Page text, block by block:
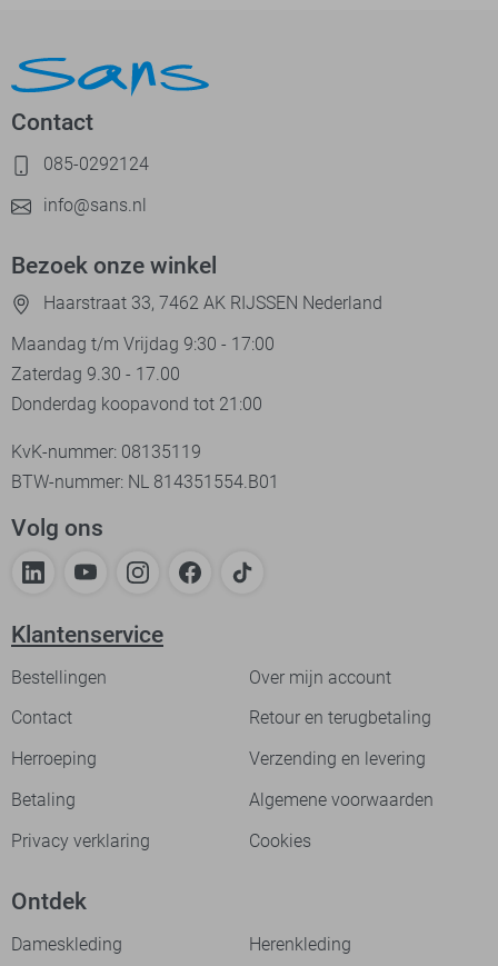
Contact
085-0292124
info@sans.nl
Bezoek onze winkel
Haarstraat 33, 7462 AK RIJSSEN Nederland
Maandag t/m Vrijdag 9:30 - 17:00
Zaterdag 9.30 - 17.00
Donderdag koopavond tot 21:00
KvK-nummer: 08135119
BTW-nummer: NL 814351554.B01
Volg ons
Klantenservice
Bestellingen
Over mijn account
Contact
Retour en terugbetaling
Herroeping
Verzending en levering
Betaling
Algemene voorwaarden
Privacy verklaring
Cookies
Ontdek
Dameskleding
Herenkleding